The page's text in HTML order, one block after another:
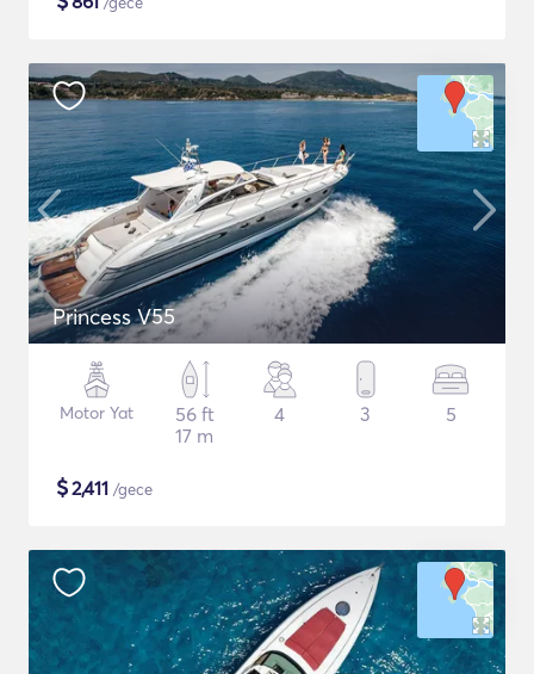
Princess V55
Motor Yat
56 ft
17 m
4 3 5
$2,411 /gece